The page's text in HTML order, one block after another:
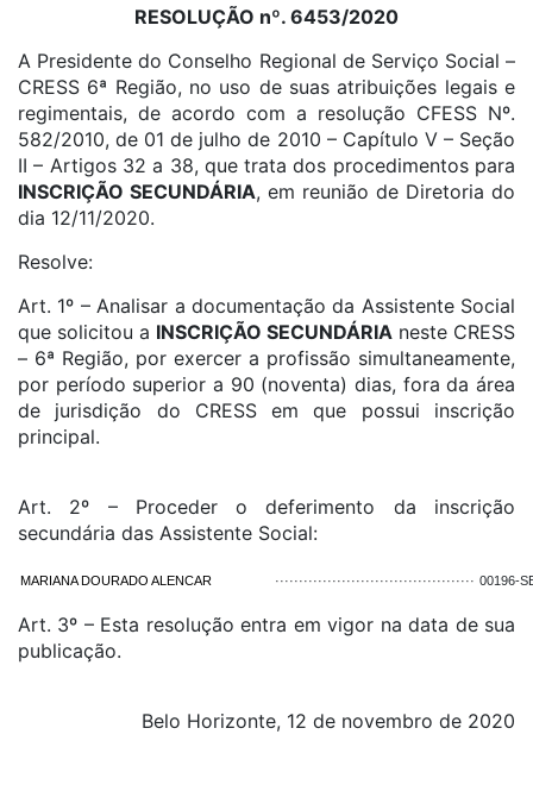
RESOLUÇÃO nº. 6453/2020
A Presidente do Conselho Regional de Serviço Social –
CRESS 6ª Região, no uso de suas atribuições legais e
regimentais, de acordo com a resolução CFESS Nº.
582/2010, de 01 de julho de 2010 – Capítulo V – Seção
II – Artigos 32 a 38, que trata dos procedimentos para
INSCRIÇÃO SECUNDÁRIA, em reunião de Diretoria do
dia 12/11/2020.
Resolve:
Art. 1º – Analisar a documentação da Assistente Social
que solicitou a INSCRIÇÃO SECUNDÁRIA neste CRESS
– 6ª Região, por exercer a profissão simultaneamente,
por período superior a 90 (noventa) dias, fora da área
de jurisdição do CRESS em que possui inscrição
principal.
Art. 2º – Proceder o deferimento da inscrição
secundária das Assistente Social:
MARIANA DOURADO ALENCAR ·········································· 00196-
Art. 3º – Esta resolução entra em vigor na data de sua
publicação.
Belo Horizonte, 12 de novembro de 2020